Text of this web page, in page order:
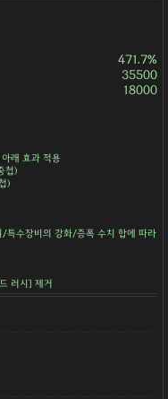
471.7%
35500
18000
래 효과 적용
첩)
)
특수장비의 강화/증폭 수치 합에 따라
러시] 제거